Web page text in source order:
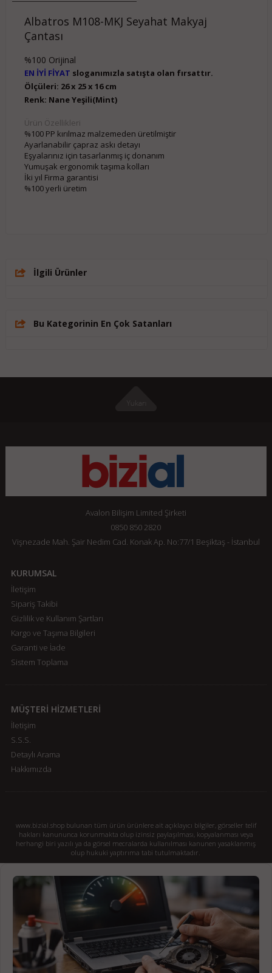
Albatros M108-MKJ Seyahat Makyaj
Çantası
%100 Orijinal
EN İYİ FİYAT sloganımızla satışta olan fırsattır.
Ölçüleri: 26 x 25 x 16 cm
Renk: Nane Yeşili(Mint)
Ürün Özellikleri
%100 PP kırılmaz malzemeden üretilmiştir
Ayarlanabilir çapraz askı detayı
Eşyalarınız için tasarlanmış iç donanım
Yumuşak ergonomik taşıma kolları
İki yıl Firma garantisi
%100 yerli üretim
İlgili Ürünler
Bu Kategorinin En Çok Satanları
Avalon Bilişim Limited Şirketi
0850 850 2820
Vişnezade Mah. Şair Nedim Cad. Konak Ap. No:77/1 Beşiktaş - İstanbul
KURUMSAL
İletişim
Sipariş Takibi
Gizlilik ve Kullanım Şartları
Kargo ve Taşıma Bilgileri
Garanti ve İade
Sistem Toplama
MÜŞTERİ HİZMETLERİ
İletişim
S.S.S.
Detaylı Arama
Hakkımızda
www.bizial.shop bulunan tüm ürün ürünlere ait açıklayıcı bilgiler, görseller telif
hakları kanununca korunmakta olup izinsiz paylaşılması, kopyalanması veya
herhangi biri yazılı ya da görsel mecralarda kullanılması kanunen yasaklanmış
olup hukuki yaptırıma tabi tutulmaktadır.